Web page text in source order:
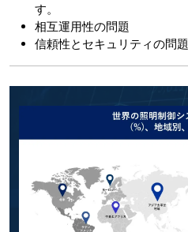
す。
相互運用性の問題
信頼性とセキュリティの問題